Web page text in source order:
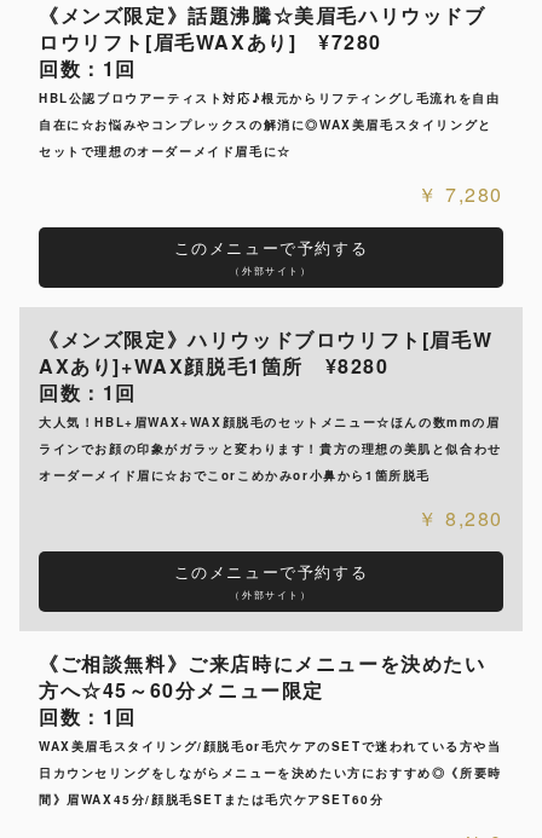
《メンズ限定》話題沸騰☆美眉毛ハリウッドブ
ロウリフト[眉毛WAXあり] ¥7280
回数：1回
HBL公認ブロウアーティスト対応♪根元からリフティングし毛流れを自由
自在に☆お悩みやコンプレックスの解消に◎WAX美眉毛スタイリングと
セットで理想のオーダーメイド眉毛に☆
7,280
このメニューで予約する
（外部サイト）
《メンズ限定》ハリウッドブロウリフト[眉毛W
AXあり]+WAX顔脱毛1箇所 ¥8280
回数：1回
大人気！HBL+眉WAX+WAX顔脱毛のセットメニュー☆ほんの数mmの眉
ラインでお顔の印象がガラッと変わります！貴方の理想の美肌と似合わせ
オーダーメイド眉に☆おでこorこめかみor小鼻から1箇所脱毛
8,280
このメニューで予約する
（外部サイト）
《ご相談無料》ご来店時にメニューを決めたい
方へ☆45～60分メニュー限定
回数：1回
WAX美眉毛スタイリング/顔脱毛or毛穴ケアのSETで迷われている方や当
日カウンセリングをしながらメニューを決めたい方におすすめ◎《所要時
間》眉WAX45分/顔脱毛SETまたは毛穴ケアSET60分